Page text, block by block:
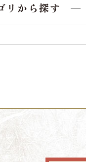
リから探す